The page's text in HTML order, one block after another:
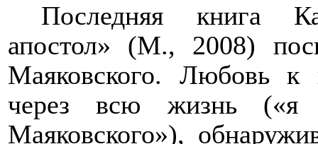
Последняя книга
апостол» (М., 2008)
Маяковского. Любовь к
через всю жизнь («я
Маяковского»),